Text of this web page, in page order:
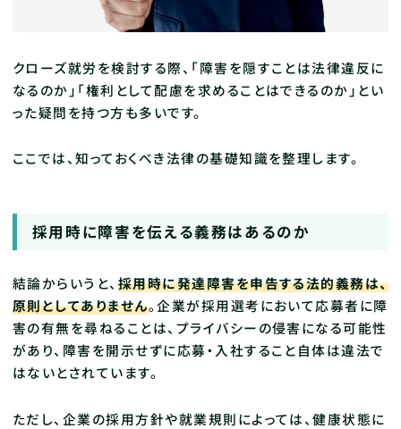
クローズ就労を検討する際、「障害を隠すことは法律違反に
なるのか」「権利として配慮を求めることはできるのか」とい
った疑問を持つ方も多いです。
ここでは、知っておくべき法律の基礎知識を整理します。
採用時に障害を伝える義務はあるのか
結論からいうと、 採用時に発達障害を申告する法的義務は、
原則としてありません。企業が採用選考において応募者に障
害の有無を尋ねることは、プライバシーの侵害になる可能性
があり、障害を開示せずに応募・入社すること自体は違法で
はないとされています。
ただし、企業の採用方針や就業規則によっては、健康状態に